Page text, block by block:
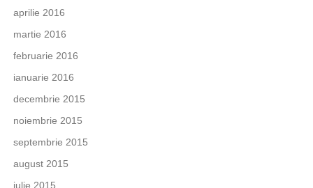
aprilie 2016
martie 2016
februarie 2016
ianuarie 2016
decembrie 2015
noiembrie 2015
septembrie 2015
august 2015
iulie 2015